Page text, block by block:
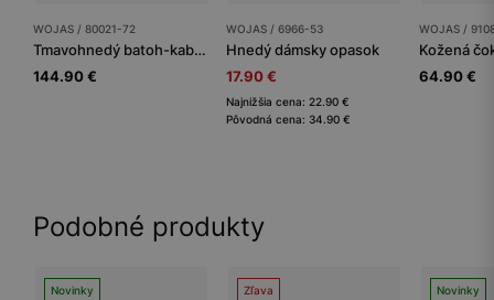
WOJAS / 80021-72
Tmavohnedý batoh-kabelka
144.90 €
WOJAS / 6966-53
Hnedý dámsky opasok
17.90 €
Najnižšia cena: 22.90 €
Pôvodná cena: 34.90 €
WOJAS /
64.90 €
Podobné produkty
Novinky Zľava Novinky